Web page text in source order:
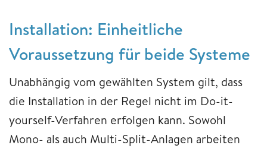
Installation: Einheitliche
Voraussetzung für beide Systeme
Unabhängig vom gewählten System gilt, dass
die Installation in der Regel nicht im Do-it-
yourself-Verfahren erfolgen kann. Sowohl
Mono- als auch Multi-Split-Anlagen arbeiten